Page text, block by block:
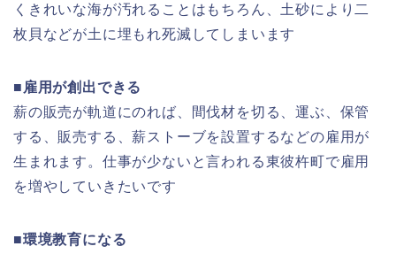
くきれいな海が汚れることはもちろん、土砂により二
枚貝などが土に埋もれ死滅してしまいます
■雇用が創出できる
薪の販売が軌道にのれば、間伐材を切る、運ぶ、保管
する、販売する、薪ストーブを設置するなどの雇用が
生まれます。仕事が少ないと言われる東彼杵町で雇用
を増やしていきたいです
■環境教育になる